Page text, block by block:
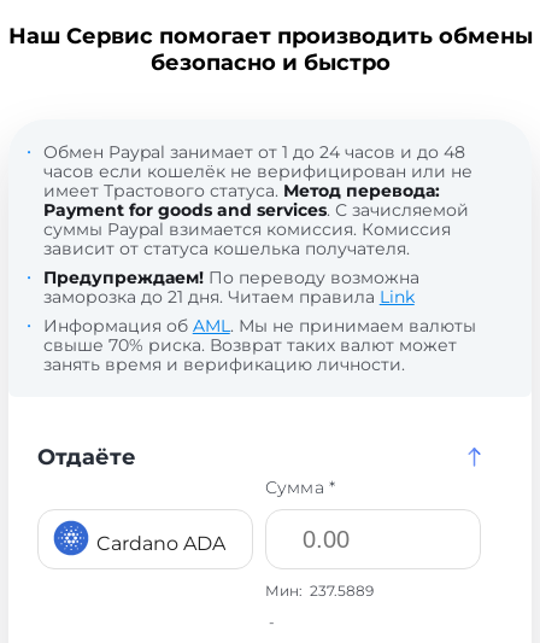
Наш Сервис помогает производить обмены
безопасно и быстро
Обмен Paypal занимает от 1 до 24 часов и до 48
часов если кошелёк не верифицирован или не
имеет Трастового статуса. Метод перевода:
Payment for goods and services. С зачисляемой
суммы Paypal взимается комиссия. Комиссия
зависит от статуса кошелька получателя.
Предупреждаем!По переводу возможна
заморозка до 21 дня. Читаем правила Link
Информация об AML. Мы не принимаем валюты
свыше 70% риска. Возврат таких валют может
занять время и верификацию личности.
Отдаёте
Cardano ADA
Сумма *
Мин: 237.5889
-